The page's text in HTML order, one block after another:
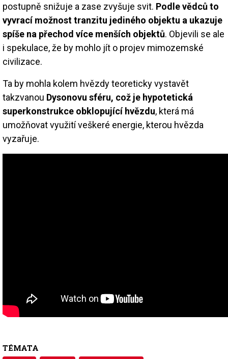
postupně snižuje a zase zvyšuje svit. Podle vědců to
vyvrací možnost tranzitu jediného objektu a ukazuje
spíše na přechod více menších objektů. Objevili se ale
i spekulace, že by mohlo jít o projev mimozemské
civilizace.
Ta by mohla kolem hvězdy teoreticky vystavět
takzvanou Dysonovu sféru, což je hypotetická
superkonstrukce obklopující hvězdu, která má
umožňovat využití veškeré energie, kterou hvězda
vyzařuje.
TÉMATA